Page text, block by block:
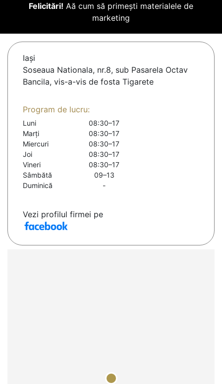
Felicitări! Aă cum să primești materialele de
marketing
Iaşi
Soseaua Nationala, nr.8, sub Pasarela Octav
Bancila, vis-a-vis de fosta Tigarete
Program de lucru:
Luni
08:30–17
Marți
08:30–17
Miercuri
08:30–17
Joi
08:30–17
Vineri
08:30–17
Sâmbătă
09–13
Duminică
-
Vezi profilul firmei pe